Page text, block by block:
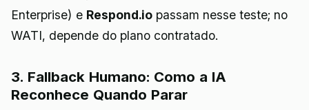
Enterprise) e Respond.io passam nesse teste; no
WATI, depende do plano contratado.
3. Fallback Humano: Como a IA
Reconhece Quando Parar